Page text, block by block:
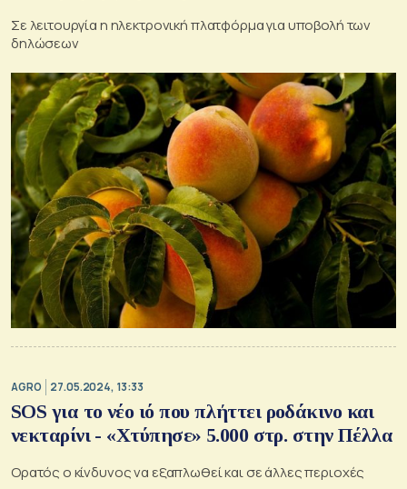
Σε λειτουργία η ηλεκτρονική πλατφόρμα για υποβολή των
δηλώσεων
AGRO 27.05.2024, 13:33
SOS για το νέο ιό που πλήττει ροδάκινο και
νεκταρίνι - «Χτύπησε» 5.000 στρ. στην Πέλλα
Ορατός ο κίνδυνος να εξαπλωθεί και σε άλλες περιοχές